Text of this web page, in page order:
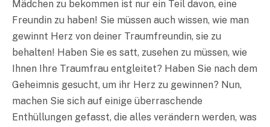
Mädchen zu bekommen ist nur ein Teil davon, eine
Freundin zu haben! Sie müssen auch wissen, wie man
gewinnt Herz von deiner Traumfreundin, sie zu
behalten! Haben Sie es satt, zusehen zu müssen, wie
Ihnen Ihre Traumfrau entgleitet? Haben Sie nach dem
Geheimnis gesucht, um ihr Herz zu gewinnen? Nun,
machen Sie sich auf einige überraschende
Enthüllungen gefasst, die alles verändern werden, was